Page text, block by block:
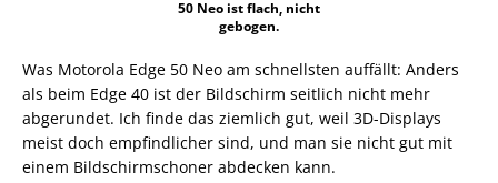
50 Neo ist flach, nicht
gebogen.
Was Motorola Edge 50 Neo am schnellsten auffällt: Anders
als beim Edge 40 ist der Bildschirm seitlich nicht mehr
abgerundet. Ich finde das ziemlich gut, weil 3D-Displays
meist doch empfindlicher sind, und man sie nicht gut mit
einem Bildschirmschoner abdecken kann.